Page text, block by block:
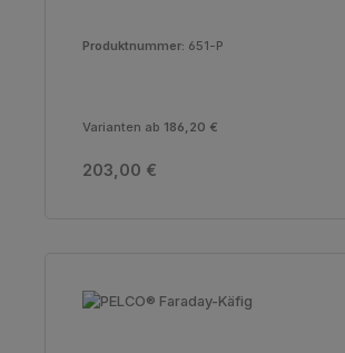
Produktnummer: 651-P
Varianten ab 186,20 €
Regulärer Preis:
203,00 €